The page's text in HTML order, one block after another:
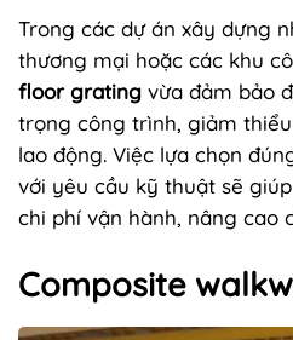
Trong các dự án xây dựng
thương mại hoặc các khu
floor grating vừa đảm bảo
trọng công trình, giảm
lao động. Việc lựa chọn
với yêu cầu kỹ thuật sẽ
chi phí vận hành, nâng cao
Composite